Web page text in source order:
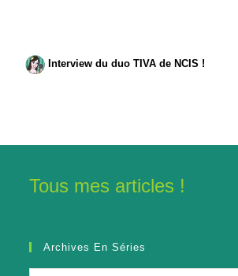
Interview du duo TIVA de NCIS !
Tous mes articles !
Archives En Séries